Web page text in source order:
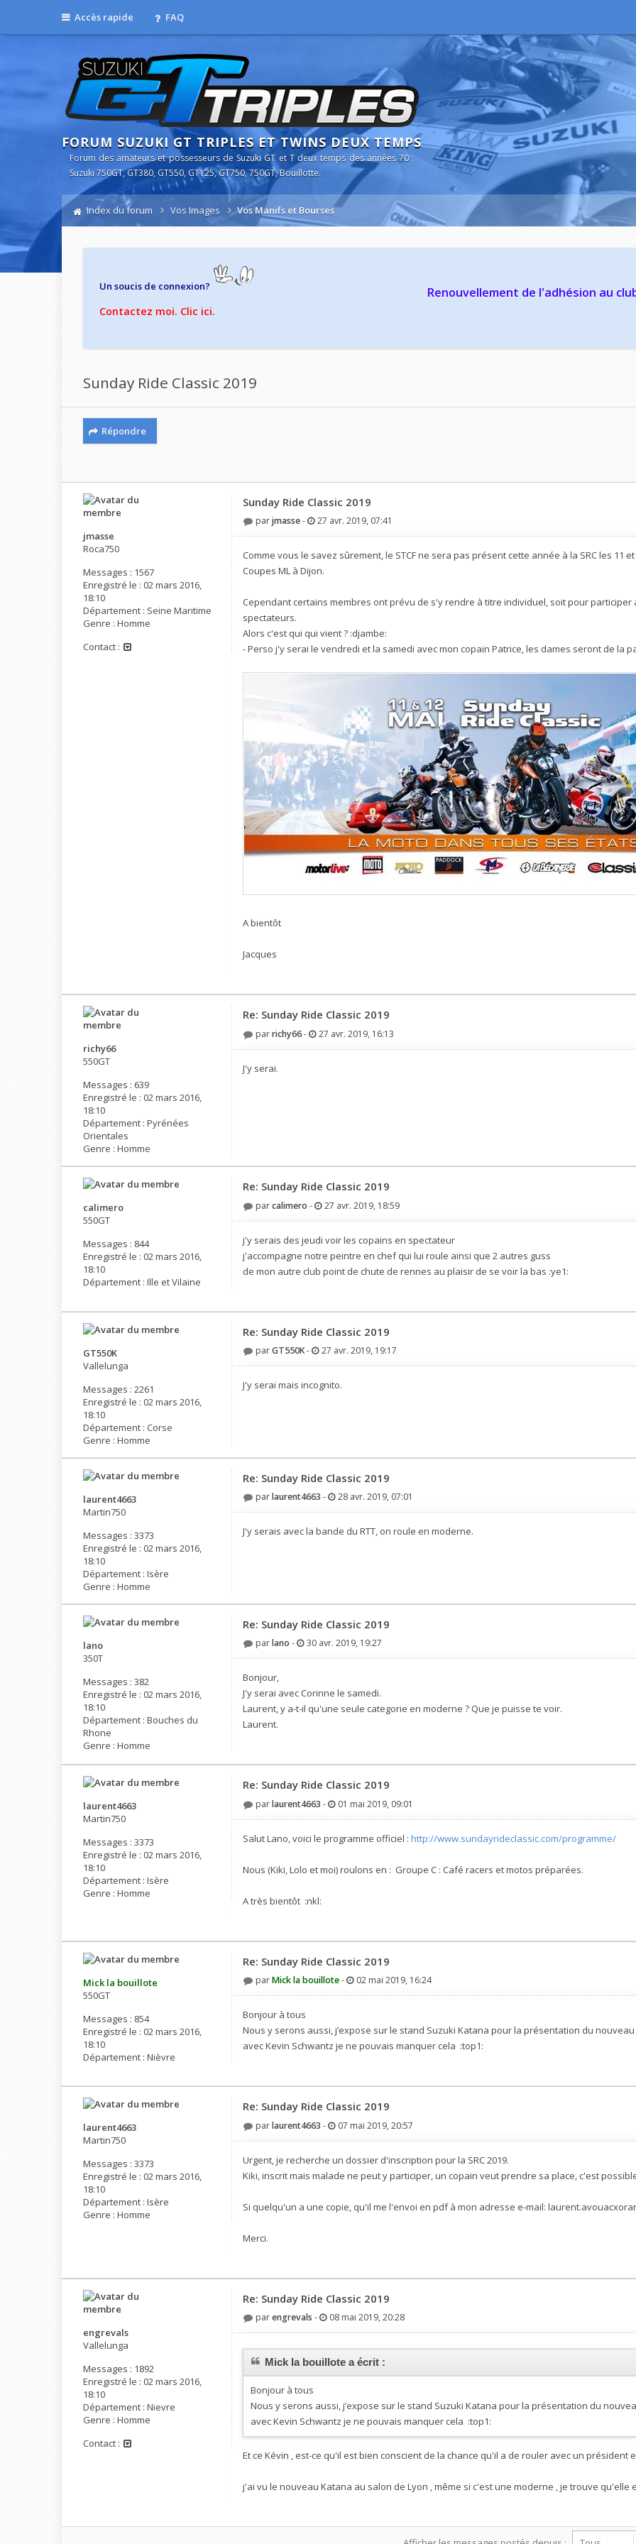
Accès rapide FAQ
FORUM SUZUKI GT TRIPLES ET TWINS DEUX TEMPS
Forum des amateurs et possesseurs de Suzuki GT et T deux temps des années 70 :
Suzuki 750GT, GT380, GT550, GT125, GT750, 750GT, Bouillotte.
Index du forum Vos Images Vos Manifs et Bourses
Un soucis de connexion?
Contactez moi. Clic ici.
Renouvellement de l'adhésion au
Sunday Ride Classic 2019
Répondre
jmasse
Roca750
Messages : 1567
Enregistré le : 02 mars 2016,
18:10
Département : Seine Maritime
Genre : Homme
Contact :
Sunday Ride Classic 2019
parjmasse- 27 avr. 2019, 07:41
Comme vous le savez sûrement, le STCF ne sera pas présent cette année à la SRC les 11
Coupes ML à Dijon.
Cependant certains membres ont prévu de s'y rendre à titre individuel, soit pour
spectateurs.
Alors c'est qui qui vient ? :djambe:
- Perso j'y serai le vendredi et la samedi avec mon copain Patrice, les dames seront de la
A bientôt
Jacques
richy66
550GT
Messages : 639
Enregistré le : 02 mars 2016,
18:10
Département : Pyrénées
Orientales
Genre : Homme
Re: Sunday Ride Classic 2019
parrichy66- 27 avr. 2019, 16:13
J'y serai.
calimero
550GT
Messages : 844
Enregistré le : 02 mars 2016,
18:10
Département : Ille et Vilaine
Re: Sunday Ride Classic 2019
parcalimero - 27 avr. 2019, 18:59
j'y serais des jeudi voir les copains en spectateur
j'accompagne notre peintre en chef qui lui roule ainsi que 2 autres guss
de mon autre club point de chute de rennes au plaisir de se voir la bas :ye1:
GT550K
Vallelunga
Messages : 2261
Enregistré le : 02 mars 2016,
18:10
Département : Corse
Genre : Homme
Re: Sunday Ride Classic 2019
parGT550K- 27 avr. 2019, 19:17
J'y serai mais incognito.
laurent4663
Martin750
Messages : 3373
Enregistré le : 02 mars 2016,
18:10
Département : Isère
Genre : Homme
Re: Sunday Ride Classic 2019
parlaurent4663 - 28 avr. 2019, 07:01
J'y serais avec la bande du RTT, on roule en moderne.
lano
350T
Messages : 382
Enregistré le : 02 mars 2016,
18:10
Département : Bouches du
Rhone
Genre : Homme
Re: Sunday Ride Classic 2019
parlano - 30 avr. 2019, 19:27
Bonjour,
J'y serai avec Corinne le samedi.
Laurent, y a-t-il qu'une seule categorie en moderne ? Que je puisse te voir.
Laurent.
laurent4663
Martin750
Messages : 3373
Enregistré le : 02 mars 2016,
18:10
Département : Isère
Genre : Homme
Re: Sunday Ride Classic 2019
parlaurent4663 - 01 mai 2019, 09:01
Salut Lano, voici le programme officiel : http://www.sundayrideclassic.com/programme/
Nous (Kiki, Lolo et moi) roulons en : Groupe C : Café racers et motos préparées.
A très bientôt :nkl:
Mick la bouillote
550GT
Messages : 854
Enregistré le : 02 mars 2016,
18:10
Département : Nièvre
Re: Sunday Ride Classic 2019
parMick la bouillote- 02 mai 2019, 16:24
Bonjour à tous
Nous y serons aussi, j’expose sur le stand Suzuki Katana pour la présentation du
avec Kevin Schwantz je ne pouvais manquer cela :top1:
laurent4663
Martin750
Messages : 3373
Enregistré le : 02 mars 2016,
18:10
Département : Isère
Genre : Homme
Re: Sunday Ride Classic 2019
parlaurent4663 - 07 mai 2019, 20:57
Urgent, je recherche un dossier d'inscription pour la SRC 2019.
Kiki, inscrit mais malade ne peut y participer, un copain veut prendre sa place, c'est
Si quelqu'un a une copie, qu'il me l'envoi en pdf à mon adresse e-mail:
Merci.
engrevals
Vallelunga
Messages : 1892
Enregistré le : 02 mars 2016,
18:10
Département : Nievre
Genre : Homme
Contact :
Re: Sunday Ride Classic 2019
parengrevals - 08 mai 2019, 20:28
Mick la bouillote a écrit :
Bonjour à tous
Nous y serons aussi, j’expose sur le stand Suzuki Katana pour la présentation du
avec Kevin Schwantz je ne pouvais manquer cela :top1:
Et ce Kévin , est-ce qu'il est bien conscient de la chance qu'il a de rouler avec un président
j'ai vu le nouveau Katana au salon de Lyon , même si c'est une moderne , je trouve qu'elle